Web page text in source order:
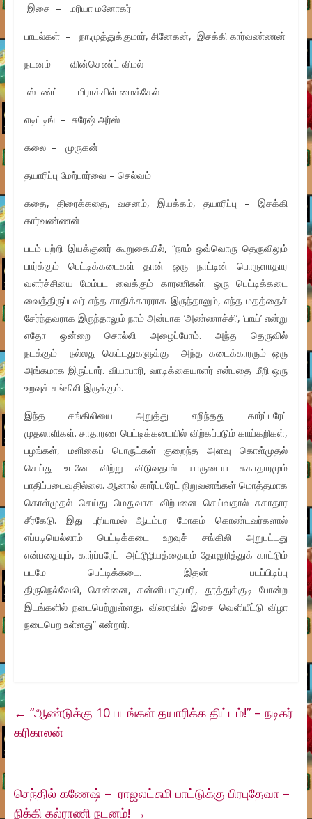
இசை – மரியா மனோகர்
பாடல்கள் – நா.முத்துக்குமார், சினேகன், இசக்கி கார்வண்ணன்
நடனம் – வின்செண்ட் விமல்
ஸ்டண்ட் – மிராக்கிள் மைக்கேல்
எடிட்டிங் – சுரேஷ் அர்ஸ்
கலை – முருகன்
தயாரிப்பு மேற்பார்வை – செல்வம்
கதை, திரைக்கதை, வசனம், இயக்கம், தயாரிப்பு – இசக்கி
கார்வண்ணன்
படம் பற்றி இயக்குனர் கூறுகையில், “நாம் ஒவ்வொரு தெருவிலும்
பார்க்கும் பெட்டிக்கடைகள் தான் ஒரு நாட்டின் பொருளாதார
வளர்ச்சியை மேம்பட வைக்கும் காரணிகள். ஒரு பெட்டிக்கடை
வைத்திருப்பவர் எந்த சாதிக்காரராக இருந்தாலும், எந்த மதத்தைச்
சேர்ந்தவராக இருந்தாலும் நாம் அன்பாக ‘அண்ணாச்சி’, ‘பாய்’ என்று
எதோ ஒன்றை சொல்லி அழைப்போம். அந்த தெருவில்
நடக்கும் நல்லது கெட்டதுகளுக்கு அந்த கடைக்காரரும் ஒரு
அங்கமாக இருப்பார். வியாபாரி, வாடிக்கையாளர் என்பதை மீறி ஒரு
உறவுச் சங்கிலி இருக்கும்.
இந்த சங்கிலியை அறுத்து எறிந்தது கார்ப்பரேட்
முதலாளிகள். சாதாரண பெட்டிக்கடையில் விற்கப்படும் காய்கறிகள்,
பழங்கள், மளிகைப் பொருட்கள் குறைந்த அளவு கொள்முதல்
செய்து உடனே விற்று விடுவதால் யாருடைய சுகாதாரமும்
பாதிப்படைவதில்லை. ஆனால் கார்ப்பரேட் நிறுவனங்கள் மொத்தமாக
கொள்முதல் செய்து மெதுவாக விற்பனை செய்வதால் சுகாதார
சீர்கேடு. இது புரியாமல் ஆடம்பர மோகம் கொண்டவர்களால்
எப்படியெல்லாம் பெட்டிக்கடை உறவுச் சங்கிலி அறுபட்டது
என்பதையும், கார்ப்பரேட் அட்டூழியத்தையும் தோலுரித்துக் காட்டும்
படமே பெட்டிக்கடை. இதன் படப்பிடிப்பு
திருநெல்வேலி, சென்னை, கன்னியாகுமரி, தூத்துக்குடி போன்ற
இடங்களில் நடைபெற்றுள்ளது. விரைவில் இசை வெளியீட்டு விழா
நடைபெற உள்ளது” என்றார்.
← “ஆண்டுக்கு 10 படங்கள் தயாரிக்க திட்டம்!” – நடிகர்
கரிகாலன்
செந்தில் கணேஷ் – ராஜலட்சுமி பாட்டுக்கு பிரபுதேவா –
நிக்கி கல்ராணி நடனம்! →